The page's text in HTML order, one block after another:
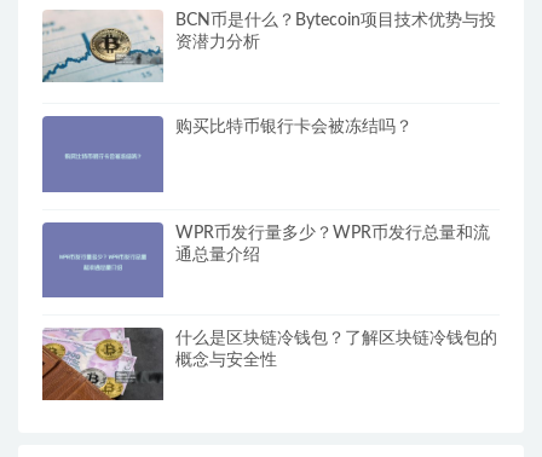
BCN币是什么？Bytecoin项目技术优势与投
资潜力分析
购买比特币银行卡会被冻结吗？
WPR币发行量多少？WPR币发行总量和流
通总量介绍
什么是区块链冷钱包？了解区块链冷钱包的
概念与安全性